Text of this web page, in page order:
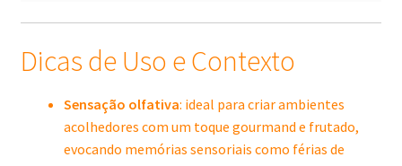
Dicas de Uso e Contexto
Sensação olfativa: ideal para criar ambientes
acolhedores com um toque gourmand e frutado,
evocando memórias sensoriais como férias de